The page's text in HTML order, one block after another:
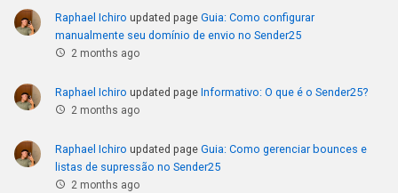
Raphael Ichiro updated page Guia: Como configurar
manualmente seu domínio de envio no Sender25
2 months ago
Raphael Ichiro updated page Informativo: O que é o Sender25?
2 months ago
Raphael Ichiro updated page Guia: Como gerenciar bounces e
listas de supressão no Sender25
2 months ago